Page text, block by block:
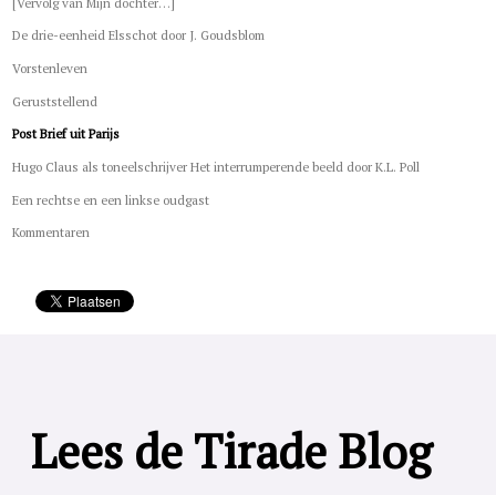
De drie-eenheid Elsschot door J. Goudsblom
Vorstenleven
Geruststellend
Post Brief uit Parijs
Hugo Claus als toneelschrijver Het interrumperende beeld door K.L. Poll
Een rechtse en een linkse oudgast
Kommentaren
Lees de Tirade Blog